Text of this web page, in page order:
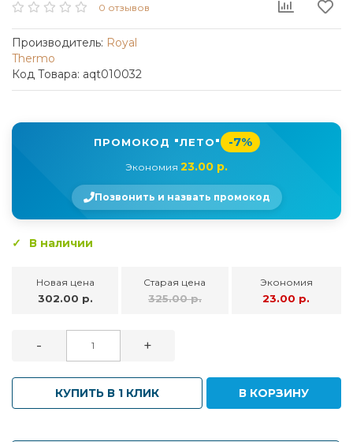
0 отзывов
Производитель: Royal
Thermo
Код Товара: aqt010032
ПРОМОКОД "ЛЕТО" -7%
Экономия 23.00 р.
Позвонить и назвать промокод
В наличии
Новая цена
302.00 р.
Старая цена
325.00 р.
Экономия
23.00 р.
- +
КУПИТЬ В 1 КЛИК В КОРЗИНУ